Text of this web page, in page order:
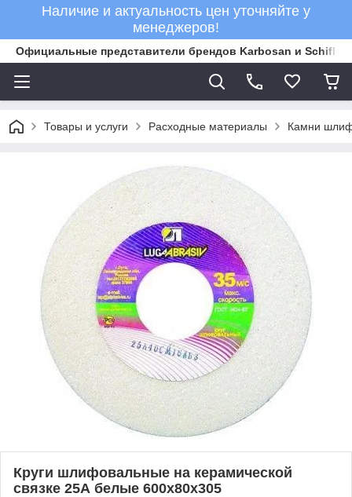
Наличие и актуальность цен уточняйте у
менеджеров!
Официальные представители брендов Karbosan и Schifler
Товары и услуги Расходные материалы Камни
Круги шлифовальные на керамической
связке 25А белые 600х80х305